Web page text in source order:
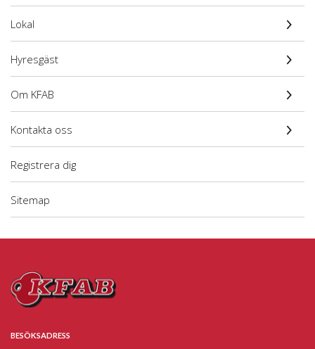
Lokal
Hyresgäst
Om KFAB
Kontakta oss
Registrera dig
Sitemap
BESÖKSADRESS